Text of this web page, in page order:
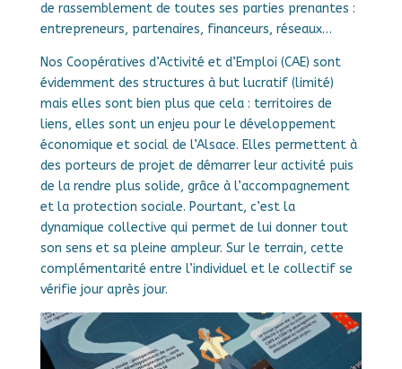
de rassemblement de toutes ses parties prenantes :
entrepreneurs, partenaires, financeurs, réseaux…
Nos Coopératives d’Activité et d’Emploi (CAE) sont
évidemment des structures à but lucratif (limité)
mais elles sont bien plus que cela : territoires de
liens, elles sont un enjeu pour le développement
économique et social de l’Alsace. Elles permettent à
des porteurs de projet de démarrer leur activité puis
de la rendre plus solide, grâce à l’accompagnement
et la protection sociale. Pourtant, c’est la
dynamique collective qui permet de lui donner tout
son sens et sa pleine ampleur. Sur le terrain, cette
complémentarité entre l’individuel et le collectif se
vérifie jour après jour.